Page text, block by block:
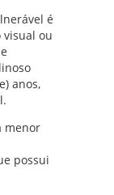
é
ou
anos,
menor
possui